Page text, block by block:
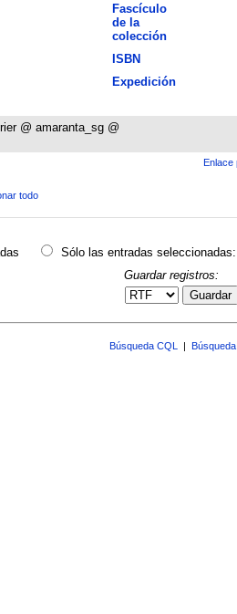
Fascículo
de la
colección
ISBN
Expedición
@ amaranta_sg @
Enlace
todo
Sólo las entradas seleccionadas:
Guardar registros:
Guardar
Búsqueda CQL